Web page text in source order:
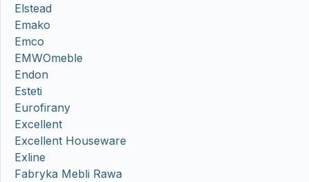
Elstead
Emako
Emco
EMWOmeble
Endon
Esteti
Eurofirany
Excellent
Excellent Houseware
Exline
Fabryka Mebli Rawa